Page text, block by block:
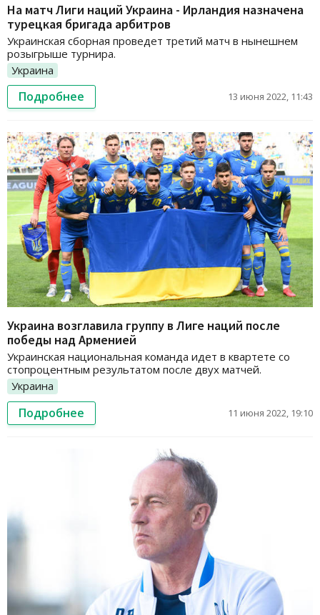
На матч Лиги наций Украина - Ирландия назначена
турецкая бригада арбитров
Украинская сборная проведет третий матч в нынешнем
розыгрыше турнира.
Украина
Подробнее 13 июня 2022, 11:43
Украина возглавила группу в Лиге наций после
победы над Арменией
Украинская национальная команда идет в квартете со
стопроцентным результатом после двух матчей.
Украина
Подробнее 11 июня 2022, 19:10